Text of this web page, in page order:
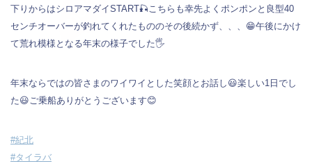
下りからはシロアマダイSTART🎣こちらも幸先よくポンポンと良型40
センチオーバーが釣れてくれたもののその後続かず、、、😁午後にかけ
て荒れ模様となる年末の様子でした🖐️
年末ならではの皆さまのワイワイとした笑顔とお話し😃楽しい1日でし
た😃ご乗船ありがとうございます😊
#紀北
#タイラバ